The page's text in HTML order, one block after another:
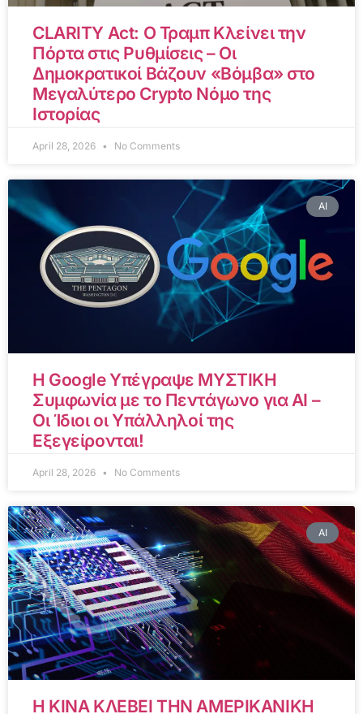
CLARITY Act: Ο Τραμπ Κλείνει την
Πόρτα στις Ρυθμίσεις – Οι
Δημοκρατικοί Βάζουν «Βόμβα» στο
Μεγαλύτερο Crypto Νόμο της
Ιστορίας
April 28, 2026 No Comments
AI
Η Google Υπέγραψε ΜΥΣΤΙΚΗ
Συμφωνία με το Πεντάγωνο για AI –
Οι Ίδιοι οι Υπάλληλοί της
Εξεγείρονται!
April 28, 2026 No Comments
AI
Η ΚΙΝΑ ΚΛΕΒΕΙ ΤΗΝ ΑΜΕΡΙΚΑΝΙΚΗ